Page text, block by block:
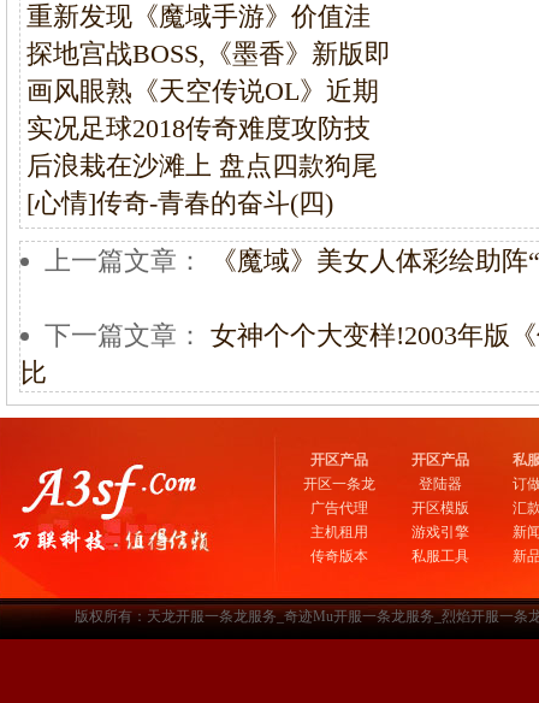
重新发现《魔域手游》价值洼
探地宫战BOSS,《墨香》新版即
画风眼熟《天空传说OL》近期
实况足球2018传奇难度攻防技
后浪栽在沙滩上 盘点四款狗尾
[心情]传奇-青春的奋斗(四)
上一篇文章：
《魔域》美女人体彩绘助阵
下一篇文章： 女神个个大变样!2003年版
比
开区产品
开区一条龙
广告代理
主机租用
传奇版本
开区产品
登陆器
开区模版
游戏引擎
私服工具
私
订
汇
新
新
版权所有：天龙开服一条龙服务_奇迹Mu开服一条龙服务_烈焰开服一条